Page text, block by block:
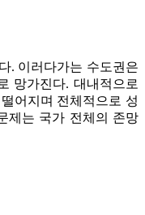
. 이러다가는 수도권은
망가진다. 대내적으로
어지며 전체적으로 성
제는 국가 전체의 존망